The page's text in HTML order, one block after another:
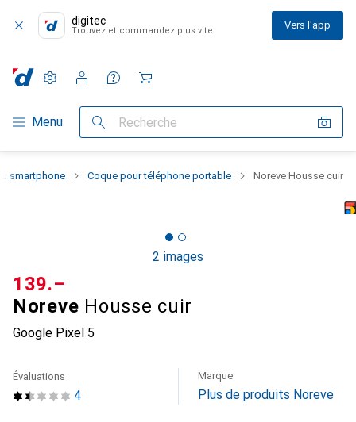
digitec
Trouvez et commandez plus vite Vers l'app
Navigation par catégorie
Menu Recherche
Paramètres
Compte client
Listes de comparaison
Listes d'envies
Panier
smartphone Coque pour téléphone portable Noreve Housse cuir
2 images
Noreve Housse cuir
Google Pixel 5
CHF
139.–
4
Évaluations Marque
Plus de produits Noreve